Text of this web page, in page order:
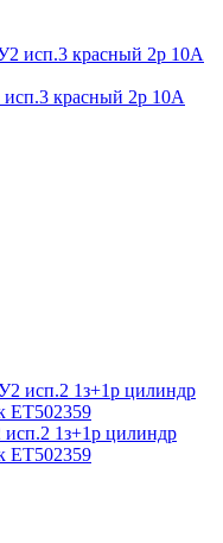
красный 2р 10A
1з+1р цилиндр
ET502359